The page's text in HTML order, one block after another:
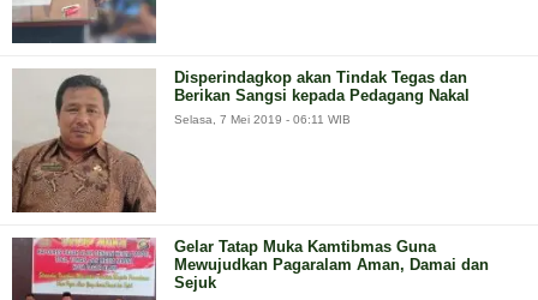
Disperindagkop akan Tindak Tegas dan
Berikan Sangsi kepada Pedagang Nakal
Selasa, 7 Mei 2019 - 06:11 WIB
Gelar Tatap Muka Kamtibmas Guna
Mewujudkan Pagaralam Aman, Damai dan
Sejuk